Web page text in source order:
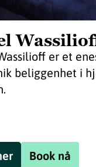
er et
beliggenhet i
Book nå